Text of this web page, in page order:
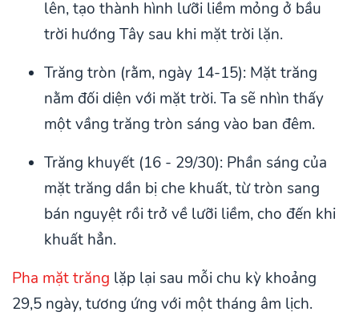
lên, tạo thành hình lưỡi liềm mỏng ở bầu
trời hướng Tây sau khi mặt trời lặn.
Trăng tròn (rằm, ngày 14-15): Mặt trăng
nằm đối diện với mặt trời. Ta sẽ nhìn thấy
một vầng trăng tròn sáng vào ban đêm.
Trăng khuyết (16 - 29/30): Phần sáng của
mặt trăng dần bị che khuất, từ tròn sang
bán nguyệt rồi trở về lưỡi liềm, cho đến khi
khuất hẳn.
Pha mặt trăng lặp lại sau mỗi chu kỳ khoảng
29,5 ngày, tương ứng với một tháng âm lịch.